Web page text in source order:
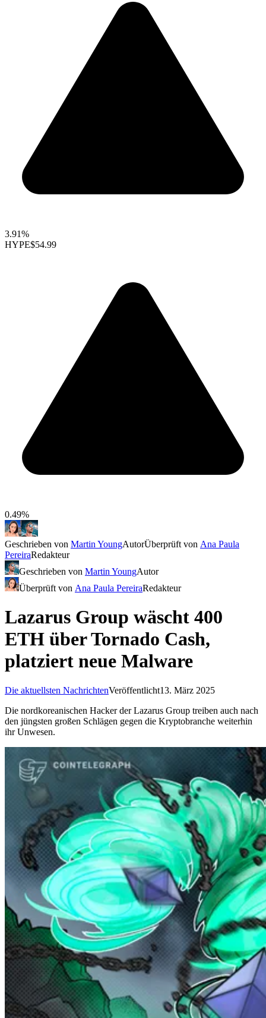
3.91%
HYPE$54.99
0.49%
Geschrieben von Martin YoungAutorÜberprüft von Ana Paula
PereiraRedakteur
Geschrieben von Martin YoungAutor
Überprüft von Ana Paula PereiraRedakteur
Lazarus Group wäscht 400
ETH über Tornado Cash,
platziert neue Malware
Die aktuellsten NachrichtenVeröffentlicht13. März 2025
Die nordkoreanischen Hacker der Lazarus Group treiben auch nach
den jüngsten großen Schlägen gegen die Kryptobranche weiterhin
ihr Unwesen.